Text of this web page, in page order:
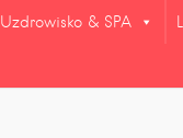
Uzdrowisko & SPA